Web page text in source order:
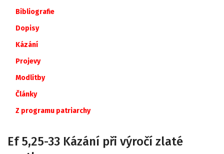
Bibliografie
Dopisy
Kázání
Projevy
Modlitby
Články
Z programu patriarchy
Ef 5,25-33 Kázání při výročí zlaté